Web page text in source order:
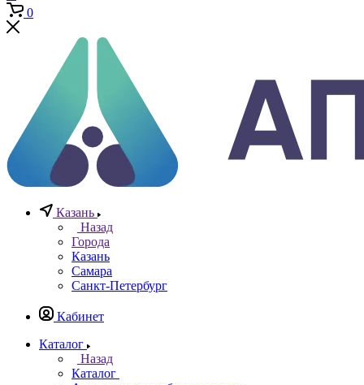
+7 (812) 640-40-13
По всем вопросам
8 800 777 20 78 Отдел неразрушающего контроля
+7 965 786 38 77
Отдел контрольно измерительных приборов
Заказать звонок
0